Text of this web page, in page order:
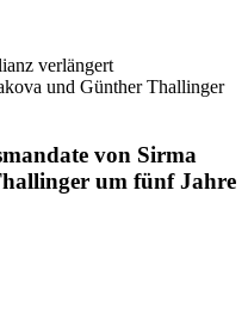
verlängert
und Günther Thallinger
von Sirma
um fünf Jahre